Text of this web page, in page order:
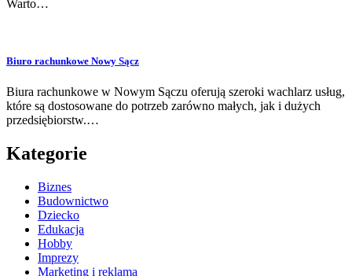
Warto…
Biuro rachunkowe Nowy Sącz
Biura rachunkowe w Nowym Sączu oferują szeroki wachlarz usług,
które są dostosowane do potrzeb zarówno małych, jak i dużych
przedsiębiorstw.…
Kategorie
Biznes
Budownictwo
Dziecko
Edukacja
Hobby
Imprezy
Marketing i reklama